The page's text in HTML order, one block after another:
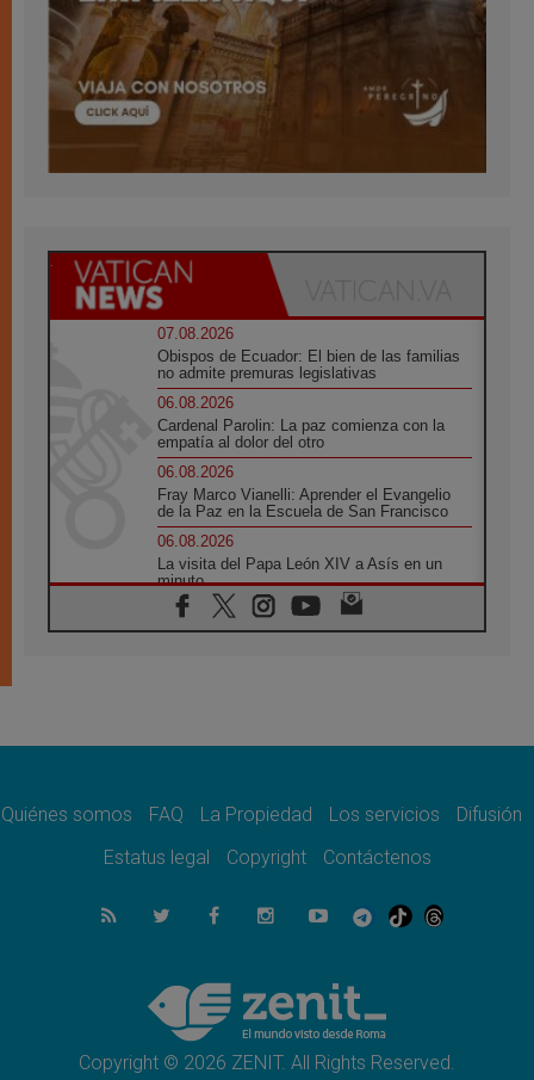
07.08.2026
Obispos de Ecuador: El bien de las familias
no admite premuras legislativas
06.08.2026
Cardenal Parolin: La paz comienza con la
empatía al dolor del otro
06.08.2026
Fray Marco Vianelli: Aprender el Evangelio
de la Paz en la Escuela de San Francisco
06.08.2026
La visita del Papa León XIV a Asís en un
minuto
06.08.2026
El agradecimiento de los jóvenes al Papa:
Comienzan "Diez Días Oración por la Paz"
Pizzaballa en Asís: los cristianos quieren
06.08.2026
Sturla: La visita de León XIV será una buena
León XIV: La revolución del Evangelio
derriba los muros que separan
Quiénes somos FAQ La Propiedad Los servicios
Difusión
Estatus legal
Copyright Contáctenos
Copyright © 2026 ZENIT. All Rights Reserved.